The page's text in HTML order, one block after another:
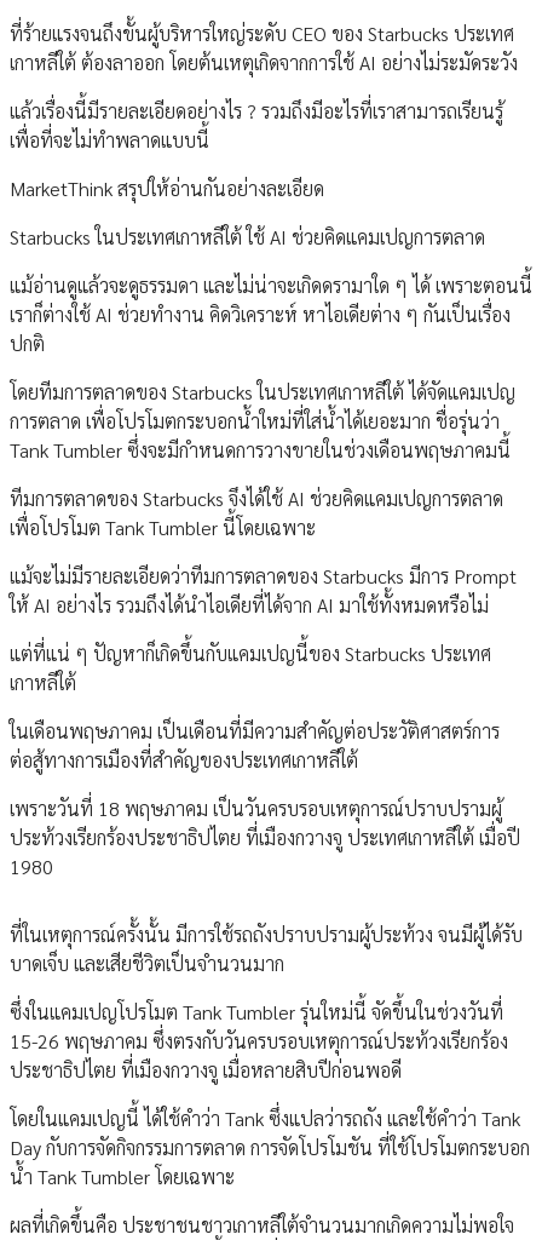
ที่ร้ายแรงจนถึงขั้นผู้บริหารใหญ่ระดับ CEO ของ Starbucks ประเทศ
เกาหลีใต้ ต้องลาออก โดยต้นเหตุเกิดจากการใช้ AI อย่างไม่ระมัดระวัง
แล้วเรื่องนี้มีรายละเอียดอย่างไร ? รวมถึงมีอะไรที่เราสามารถเรียนรู้
เพื่อที่จะไม่ทำพลาดแบบนี้
MarketThink สรุปให้อ่านกันอย่างละเอียด
Starbucks ในประเทศเกาหลีใต้ ใช้ AI ช่วยคิดแคมเปญการตลาด
แม้อ่านดูแล้วจะดูธรรมดา และไม่น่าจะเกิดดรามาใด ๆ ได้ เพราะตอนนี้
เราก็ต่างใช้ AI ช่วยทำงาน คิดวิเคราะห์ หาไอเดียต่าง ๆ กันเป็นเรื่อง
ปกติ
โดยทีมการตลาดของ Starbucks ในประเทศเกาหลีใต้ ได้จัดแคมเปญ
การตลาด เพื่อโปรโมตกระบอกน้ำใหม่ที่ใส่น้ำได้เยอะมาก ชื่อรุ่นว่า
Tank Tumbler ซึ่งจะมีกำหนดการวางขายในช่วงเดือนพฤษภาคมนี้
ทีมการตลาดของ Starbucks จึงได้ใช้ AI ช่วยคิดแคมเปญการตลาด
เพื่อโปรโมต Tank Tumbler นี้โดยเฉพาะ
แม้จะไม่มีรายละเอียดว่าทีมการตลาดของ Starbucks มีการ Prompt
ให้ AI อย่างไร รวมถึงได้นำไอเดียที่ได้จาก AI มาใช้ทั้งหมดหรือไม่
แต่ที่แน่ ๆ ปัญหาก็เกิดขึ้นกับแคมเปญนี้ของ Starbucks ประเทศ
เกาหลีใต้
ในเดือนพฤษภาคม เป็นเดือนที่มีความสำคัญต่อประวัติศาสตร์การ
ต่อสู้ทางการเมืองที่สำคัญของประเทศเกาหลีใต้
เพราะวันที่ 18 พฤษภาคม เป็นวันครบรอบเหตุการณ์ปราบปรามผู้
ประท้วงเรียกร้องประชาธิปไตย ที่เมืองกวางจู ประเทศเกาหลีใต้ เมื่อปี
1980
ที่ในเหตุการณ์ครั้งนั้น มีการใช้รถถังปราบปรามผู้ประท้วง จนมีผู้ได้รับ
บาดเจ็บ และเสียชีวิตเป็นจำนวนมาก
ซึ่งในแคมเปญโปรโมต Tank Tumbler รุ่นใหม่นี้ จัดขึ้นในช่วงวันที่
15-26 พฤษภาคม ซึ่งตรงกับวันครบรอบเหตุการณ์ประท้วงเรียกร้อง
ประชาธิปไตย ที่เมืองกวางจู เมื่อหลายสิบปีก่อนพอดี
โดยในแคมเปญนี้ ได้ใช้คำว่า Tank ซึ่งแปลว่ารถถัง และใช้คำว่า Tank
Day กับการจัดกิจกรรมการตลาด การจัดโปรโมชัน ที่ใช้โปรโมตกระบอก
น้ำ Tank Tumbler โดยเฉพาะ
ผลที่เกิดขึ้นคือ ประชาชนชาวเกาหลีใต้จำนวนมากเกิดความไม่พอใจ